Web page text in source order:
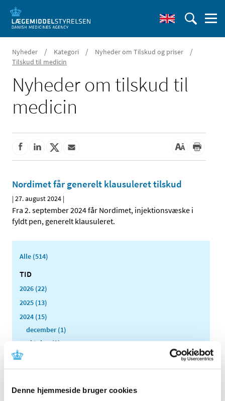
Denne hjemmeside bruger cookies
Nyheder / Kategori / Nyheder om Tilskud og priser /
Tilskud til medicin
Nyheder om tilskud til
medicin
Nordimet får generelt klausuleret tilskud
|27. august 2024 |
Fra 2. september 2024 får Nordimet, injektionsvæske i
fyldt pen, generelt klausuleret.
Alle (514)
TID
2026 (22)
2025 (13)
2024 (15)
december (1)
oktober (2)
juni (2)
marts (2)